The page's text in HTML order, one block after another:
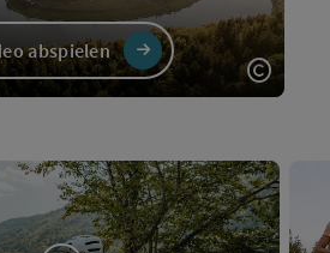
abspielen